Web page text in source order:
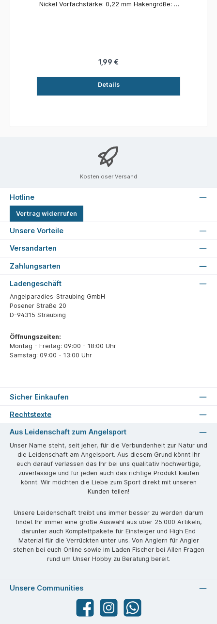
Nickel Vorfachstärke: 0,22 mm Hakengröße: 8
1,99 €
Details
Kostenloser Versand
Hotline
Vertrag widerrufen
Unsere Vorteile
Versandarten
Zahlungsarten
Ladengeschäft
Angelparadies-Straubing GmbH
Posener Straße 20
D-94315 Straubing
Öffnungszeiten:
Montag - Freitag: 09:00 - 18:00 Uhr
Samstag: 09:00 - 13:00 Uhr
Sicher Einkaufen
Rechtstexte
Aus Leidenschaft zum Angelsport
Unser Name steht, seit jeher, für die Verbundenheit zur Natur und
die Leidenschaft am Angelsport. Aus diesem Grund könnt Ihr
euch darauf verlassen das Ihr bei uns qualitativ hochwertige,
zuverlässige und für jeden auch das richtige Produkt kaufen
könnt. Wir möchten die Liebe zum Sport direkt mit unseren
Kunden teilen!
Unsere Leidenschaft treibt uns immer besser zu werden darum
findet Ihr immer eine große Auswahl aus über 25.000 Artikeln,
darunter auch Komplettpakete für Einsteiger und High End
Material für die Verrückten unter uns. Von Anglern für Angler
stehen bei euch Online sowie im Laden Fischer bei Allen Fragen
rund um Unser Hobby zu Beratung bereit.
Unsere Communities
Facebook angelparadiesstraubing
WhatsApp